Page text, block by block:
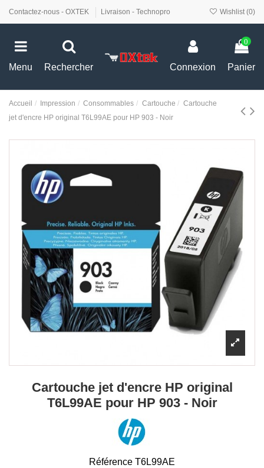
Contactez-nous - OXTEK Livraison - Technopro Wishlist (0)
Menu Rechercher Connexion
0
Panier
Accueil Impression Consommables Cartouche
Cartouche
jet d'encre HP original T6L99AE pour HP 903 - Noir
Cartouche jet d'encre HP original
T6L99AE pour HP 903 - Noir
Référence T6L99AE